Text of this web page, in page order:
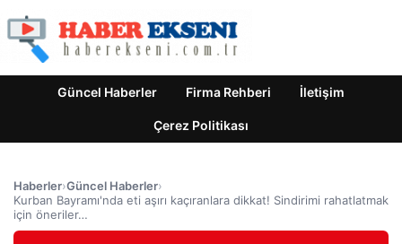
Güncel Haberler Firma Rehberi İletişim
Çerez Politikası
Haberler›Güncel Haberler›
Kurban Bayramı'nda eti aşırı kaçıranlara dikkat! Sindirimi rahatlatmak
için öneriler…